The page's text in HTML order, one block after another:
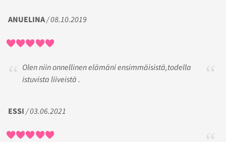
ANUELINA / 08.10.2019
Olen niin onnellinen elämäni ensimmäisistä,todella
istuvista liiveistä .
ESSI / 03.06.2021